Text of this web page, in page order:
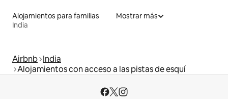
Alojamientos para familias
India
Mostrar más
Airbnb India
Alojamientos con acceso a las pistas de esquí